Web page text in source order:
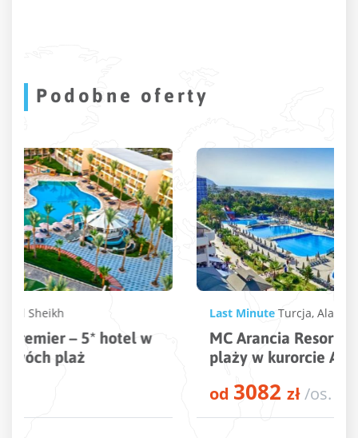
Podobne oferty
Last Minute Konakli
MC Arancia Resort – 5* hotel tuż przy
plaży w kurorcie Alanya